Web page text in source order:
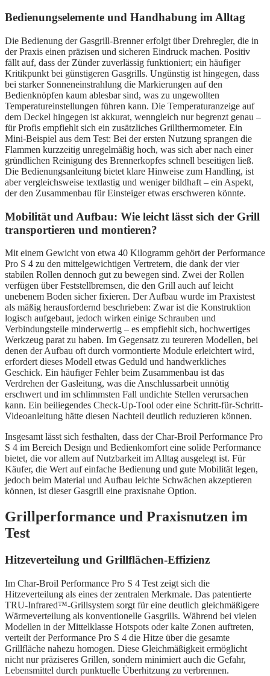
Bedienungselemente und Handhabung im Alltag
Die Bedienung der Gasgrill-Brenner erfolgt über Drehregler, die in
der Praxis einen präzisen und sicheren Eindruck machen. Positiv
fällt auf, dass der Zünder zuverlässig funktioniert; ein häufiger
Kritikpunkt bei günstigeren Gasgrills. Ungünstig ist hingegen, dass
bei starker Sonneneinstrahlung die Markierungen auf den
Bedienknöpfen kaum ablesbar sind, was zu ungewollten
Temperatureinstellungen führen kann. Die Temperaturanzeige auf
dem Deckel hingegen ist akkurat, wenngleich nur begrenzt genau –
für Profis empfiehlt sich ein zusätzliches Grillthermometer. Ein
Mini-Beispiel aus dem Test: Bei der ersten Nutzung sprangen die
Flammen kurzzeitig unregelmäßig hoch, was sich aber nach einer
gründlichen Reinigung des Brennerkopfes schnell beseitigen ließ.
Die Bedienungsanleitung bietet klare Hinweise zum Handling, ist
aber vergleichsweise textlastig und weniger bildhaft – ein Aspekt,
der den Zusammenbau für Einsteiger etwas erschweren könnte.
Mobilität und Aufbau: Wie leicht lässt sich der Grill
transportieren und montieren?
Mit einem Gewicht von etwa 40 Kilogramm gehört der Performance
Pro S 4 zu den mittelgewichtigen Vertretern, die dank der vier
stabilen Rollen dennoch gut zu bewegen sind. Zwei der Rollen
verfügen über Feststellbremsen, die den Grill auch auf leicht
unebenem Boden sicher fixieren. Der Aufbau wurde im Praxistest
als mäßig herausfordernd beschrieben: Zwar ist die Konstruktion
logisch aufgebaut, jedoch wirken einige Schrauben und
Verbindungsteile minderwertig – es empfiehlt sich, hochwertiges
Werkzeug parat zu haben. Im Gegensatz zu teureren Modellen, bei
denen der Aufbau oft durch vormontierte Module erleichtert wird,
erfordert dieses Modell etwas Geduld und handwerkliches
Geschick. Ein häufiger Fehler beim Zusammenbau ist das
Verdrehen der Gasleitung, was die Anschlussarbeit unnötig
erschwert und im schlimmsten Fall undichte Stellen verursachen
kann. Ein beiliegendes Check-Up-Tool oder eine Schritt-für-Schritt-
Videoanleitung hätte diesen Nachteil deutlich reduzieren können.
Insgesamt lässt sich festhalten, dass der Char-Broil Performance Pro
S 4 im Bereich Design und Bedienkomfort eine solide Performance
bietet, die vor allem auf Nutzbarkeit im Alltag ausgelegt ist. Für
Käufer, die Wert auf einfache Bedienung und gute Mobilität legen,
jedoch beim Material und Aufbau leichte Schwächen akzeptieren
können, ist dieser Gasgrill eine praxisnahe Option.
Grillperformance und Praxisnutzen im
Test
Hitzeverteilung und Grillflächen-Effizienz
Im Char-Broil Performance Pro S 4 Test zeigt sich die
Hitzeverteilung als eines der zentralen Merkmale. Das patentierte
TRU-Infrared™-Grillsystem sorgt für eine deutlich gleichmäßigere
Wärmeverteilung als konventionelle Gasgrills. Während bei vielen
Modellen in der Mittelklasse Hotspots oder kalte Zonen auftreten,
verteilt der Performance Pro S 4 die Hitze über die gesamte
Grillfläche nahezu homogen. Diese Gleichmäßigkeit ermöglicht
nicht nur präziseres Grillen, sondern minimiert auch die Gefahr,
Lebensmittel durch punktuelle Überhitzung zu verbrennen.